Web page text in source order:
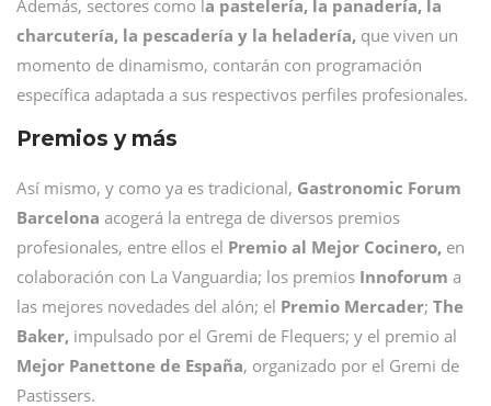
Además, sectores como l a pastelería, la panadería, la
charcutería, la pescadería y la heladería, que viven un
momento de dinamismo, contarán con programación
específica adaptada a sus respectivos perfiles profesionales.
Premios y más
Así mismo, y como ya es tradicional, Gastronomic Forum
Barcelona acogerá la entrega de diversos premios
profesionales, entre ellos el Premio al Mejor Cocinero, en
colaboración con La Vanguardia; los premios Innoforum a
las mejores novedades del alón; el Premio Mercader; The
Baker, impulsado por el Gremi de Flequers; y el premio al
Mejor Panettone de España, organizado por el Gremi de
Pastissers.